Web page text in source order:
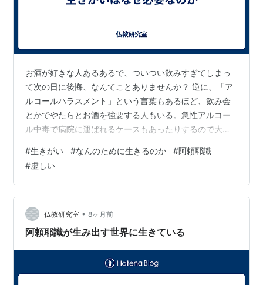
お酒が好きな人あるあるで、ついつい飲みすぎてしまっ
て次の日に後悔、なんてことありませんか？ 逆に、「ア
ルコールハラスメント」という言葉もあるほど、飲み会
とかでやたらとお酒を強要する人もいる。急性アルコー
ル中毒で病院に運ばれるケースもあったりするので大変
いのうちだったりします。「週末の１杯がないと、やっ
てられない」そういう人も少なくないのではないでしょ
うか。 こんな２人の人がいます。Aさんはお酒が好きで
「お酒ほど美味しいものはない。お酒がなくて、何の人
生か」と。お酒を飲まないなんて、人生の楽しみを知ら
ない、人生損しちゃうよ、という考え方です。 …
#生きがい #なんのために生きるのか #阿頼耶識
#虚しい
仏教研究室 • 8ヶ月前
阿頼耶識が生み出す世界に生きている